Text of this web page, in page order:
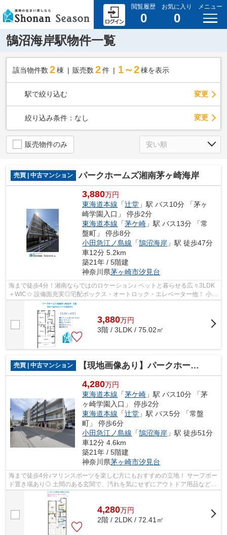
閲覧履歴
0
お気に入り
0
メニュー
鵠沼海岸駅物件一覧
該当物件数 2棟 販売数 2 件 1～2 棟を表示
駅で絞り込む 変更
絞り込み条件： なし 変更
販売物件のみ
売買 | 中古マンション パークホームズ湘南茅ヶ崎海岸
3,880万円
東海道本線 「辻堂 」駅 バス10分 「茅ヶ
崎学園入口」 停歩2分
東海道本線 「茅ケ崎 」駅 バス13分 「常
盤町」 停歩8分
小田急江ノ島線 「鵠沼海岸 」駅 徒歩47分
車12分 5.2km
築21年 / 5階建
神奈川県茅ヶ崎市汐見台
海まで徒歩4分！湘南ならではのロケーション♪ ペットと暮らせる広々3LDK
＋WIC☆ 設備面充実◎宅配ボックス・オートロック・エレベーター他！ 小学
校（徒歩2分）子育て環境良好ですよ◎
3,880万円
3階 / 3LDK / 75.02㎡
売買 | 中古マンション 【現地画像あり】パークホームズ湘南茅ヶ崎海岸
4,280万円
東海道本線 「茅ケ崎 」駅 バス10分 「茅
ヶ崎学園入口」 停歩2分
東海道本線 「辻堂 」駅 バス5分 「常盤
町」 停歩6分
小田急江ノ島線 「鵠沼海岸 」駅 徒歩51分
車12分 4.6km
築21年 / 5階建
神奈川県茅ヶ崎市汐見台
海まで徒歩4分♪マリンスポーツを楽しむ方にもおすすめの立地！ サーフボー
ド置き場あり◎ 土間のある玄関で、汚れを気にせずにアウトドア用品などを
収納可能☆ 内装リフォーム◎（2026.4...
4,280万円
2階 / 2LDK / 72.41㎡